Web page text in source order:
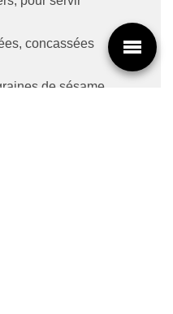
concassées
de sésame